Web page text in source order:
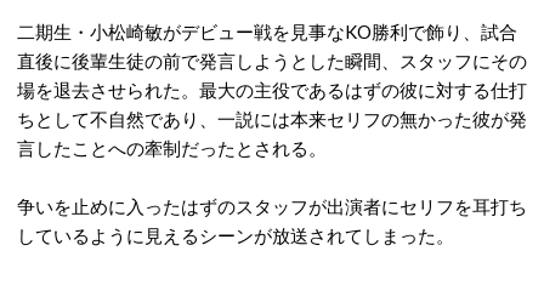
二期生・小松崎敏がデビュー戦を見事なKO勝利で飾り、試合
直後に後輩生徒の前で発言しようとした瞬間、スタッフにその
場を退去させられた。最大の主役であるはずの彼に対する仕打
ちとして不自然であり、一説には本来セリフの無かった彼が発
言したことへの牽制だったとされる。
争いを止めに入ったはずのスタッフが出演者にセリフを耳打ち
しているように見えるシーンが放送されてしまった。